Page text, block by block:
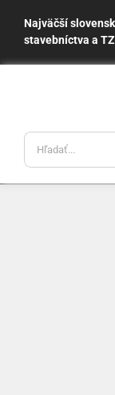
content
Najväčší
stavebníctva a
Hľadať: